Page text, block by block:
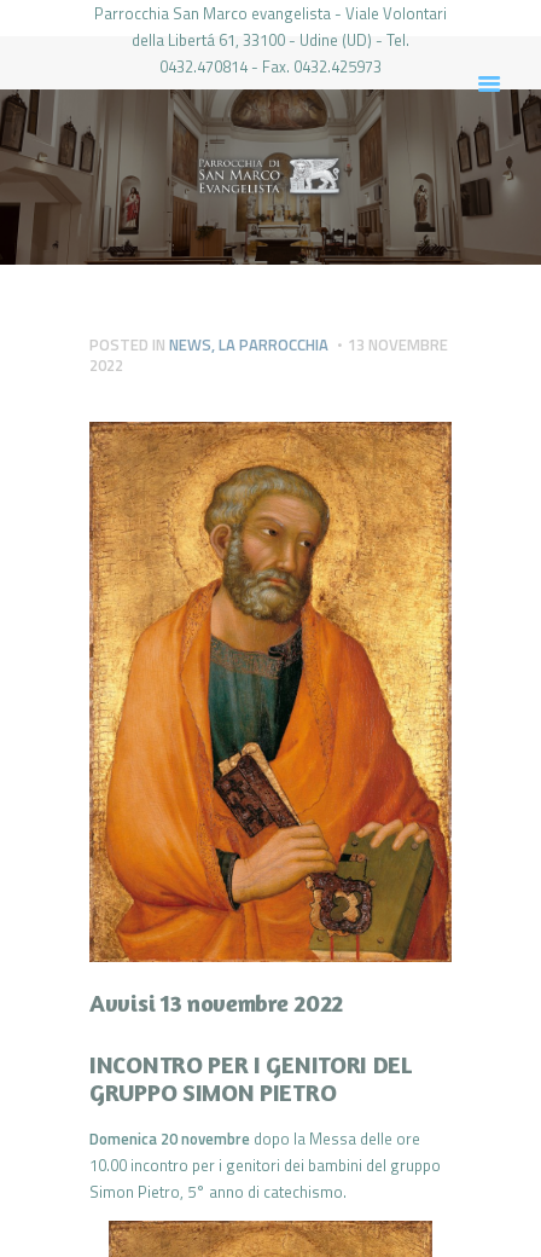
Parrocchia San Marco evangelista - Viale Volontari
della Libertá 61, 33100 - Udine (UD) - Tel.
0432.470814 - Fax. 0432.425973
PARROCCHIA DI SAN MARCO UDINE
HOME
LA PARROCCHIA
IL PARROCO
LE ATTIVITÀ
PIERABECH
FOTO E VIDEO
CONTATTI
LOGIN
POSTED IN NEWS,LA PARROCCHIA
13 NOVEMBRE
2022
Avvisi 13 novembre 2022
INCONTRO PER I GENITORI DEL
GRUPPO SIMON PIETRO
Domenica 20 novembre dopo la Messa delle ore
10.00 incontro per i genitori dei bambini del gruppo
Simon Pietro, 5° anno di catechismo.